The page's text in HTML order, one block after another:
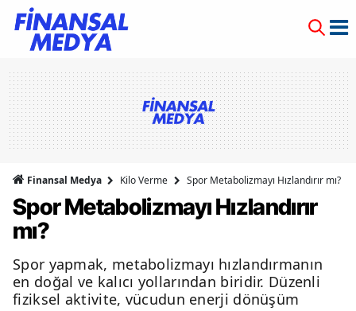
Finansal Medya Kilo Verme Spor Metabolizmayı Hızlandırır mı?
Spor Metabolizmayı Hızlandırır
mı?
Spor yapmak, metabolizmayı hızlandırmanın
en doğal ve kalıcı yollarından biridir. Düzenli
fiziksel aktivite, vücudun enerji dönüşüm